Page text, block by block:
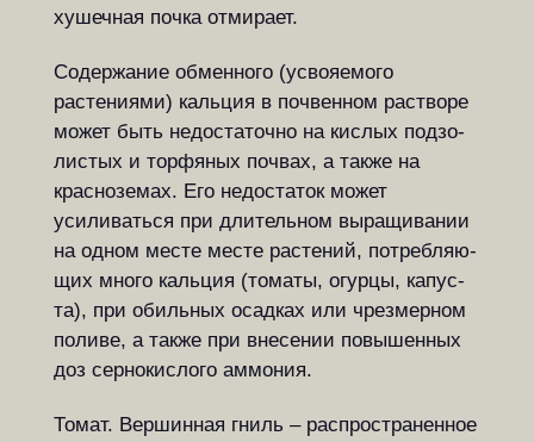
ху­шеч­ная поч­ка от­ми­ра­ет.
Содержание обменного (ус­во­я­е­мо­го
растениями) кальция в по­чвен­ном ра­ство­ре
мо­жет быть не­до­ста­точ­но на кис­лых под­зо­
ли­с­тых и тор­фя­ных по­чвах, а также на
красноземах. Его не­до­ста­ток может
усиливаться при дли­тель­ном выращивании
на одном ме­с­те месте растений, по­треб­ля­ю­
щих мно­го каль­ция (то­ма­ты, огурцы, ка­пу­с­
та), при обильных осадках или чрез­мер­ном
по­ли­ве, а также при вне­се­нии по­вы­шен­ных
доз сернокислого ам­мо­ния.
Томат. Вершинная гниль – рас­про­с­т­ра­нен­ное